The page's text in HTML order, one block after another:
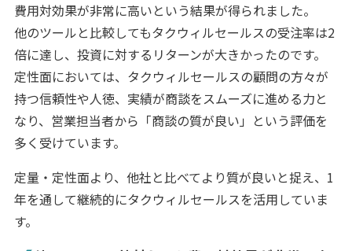
費用対効果が非常に高いという結果が得られました。
他のツールと比較してもタクウィルセールスの受注率は2
倍に達し、投資に対するリターンが大きかったのです。
定性面においては、タクウィルセールスの顧問の方々が
持つ信頼性や人徳、実績が商談をスムーズに進める力と
なり、営業担当者から「商談の質が良い」という評価を
多く受けています。
定量・定性面より、他社と比べてより質が良いと捉え、1
年を通して継続的にタクウィルセールスを活用していま
す。